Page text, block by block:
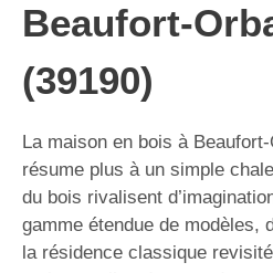
Beaufort-
(39190)
La maison en bois à
résume plus à un simple
du bois rivalisent
gamme étendue de modèles,
la résidence classique